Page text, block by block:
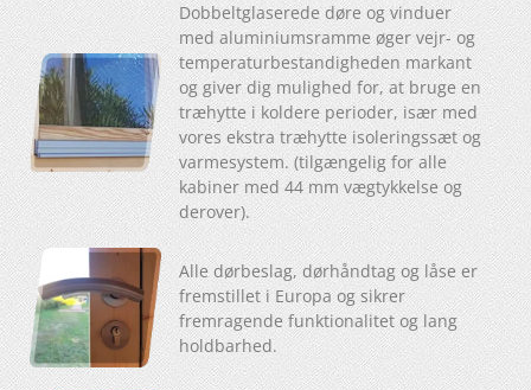
Dobbeltglaserede døre og vinduer
med aluminiumsramme øger vejr- og
temperaturbestandigheden markant
og giver dig mulighed for, at bruge en
træhytte i koldere perioder, især med
vores ekstra træhytte isoleringssæt og
varmesystem. (tilgængelig for alle
kabiner med 44 mm vægtykkelse og
derover).
Alle dørbeslag, dørhåndtag og låse er
fremstillet i Europa og sikrer
fremragende funktionalitet og lang
holdbarhed.